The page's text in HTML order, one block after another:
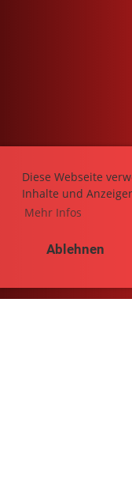
Diese Webseite
Inhalte und
Mehr Infos
Ablehnen